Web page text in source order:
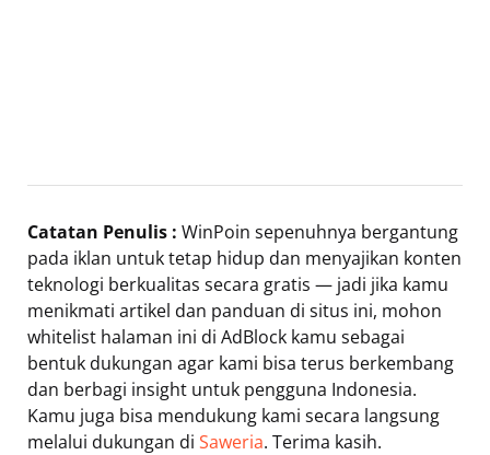
Catatan Penulis : WinPoin sepenuhnya bergantung
pada iklan untuk tetap hidup dan menyajikan konten
teknologi berkualitas secara gratis — jadi jika kamu
menikmati artikel dan panduan di situs ini, mohon
whitelist halaman ini di AdBlock kamu sebagai
bentuk dukungan agar kami bisa terus berkembang
dan berbagi insight untuk pengguna Indonesia.
Kamu juga bisa mendukung kami secara langsung
melalui dukungan di Saweria. Terima kasih.